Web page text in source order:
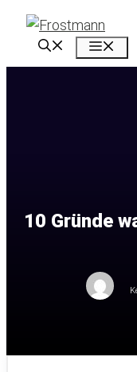
Zum
Inhalt
10 Gründe